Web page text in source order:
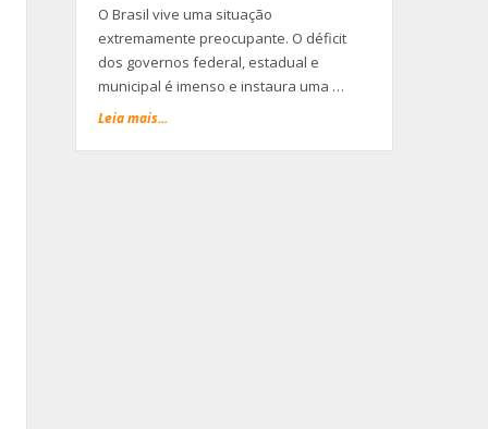
O Brasil vive uma situação
extremamente preocupante. O déficit
dos governos federal, estadual e
municipal é imenso e instaura uma …
Leia mais...